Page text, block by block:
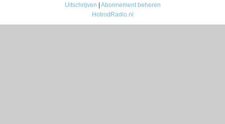
Uitschrijven
Abonnement beheren
HotrodRadio.nl